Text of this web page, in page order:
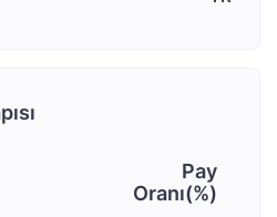
Pay
Oranı(%)